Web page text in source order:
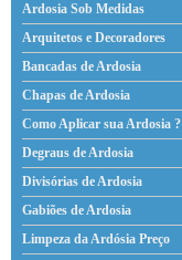
Ardosia Sob Medidas
Arquitetos e Decoradores
Bancadas de Ardosia
Chapas de Ardosia
Como Aplicar sua Ardosia ?
Degraus de Ardosia
Divisórias de Ardosia
Gabiões de Ardosia
Limpeza da Ardósia Preço